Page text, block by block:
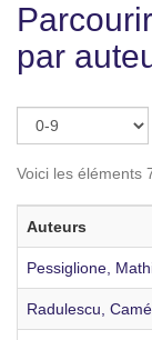
par
Voici les éléments
Auteurs
Pessiglione,
Radulescu,